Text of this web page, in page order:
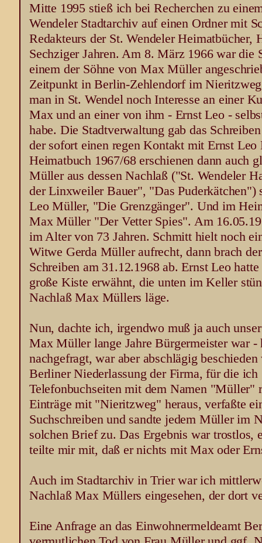
Mitte 1995 stieß ich bei Recherchen zu
Wendeler Stadtarchiv auf einen Ordner mit
Redakteurs der St. Wendeler Heimatbücher,
Sechziger Jahren. Am 8. März 1966 war die
einem der Söhne von Max Müller
Zeitpunkt in Berlin-Zehlendorf im
man in St. Wendel noch Interesse an einer
Max und an einer von ihm - Ernst Leo -
habe. Die Stadtverwaltung gab das
der sofort einen regen Kontakt mit Ernst
Heimatbuch 1967/68 erschienen dann auch
Müller aus dessen Nachlaß ("St. Wendeler
der Linxweiler Bauer", "Das
Leo Müller, "Die Grenzgänger". Und im
Max Müller "Der Vetter Spies". Am
im Alter von 73 Jahren. Schmitt hielt noch
Witwe Gerda Müller aufrecht, dann brach
Schreiben am 31.12.1968 ab. Ernst Leo
große Kiste erwähnt, die unten im Keller
Nachlaß Max Müllers läge.
Nun, dachte ich, irgendwo muß ja auch
Max Müller lange Jahre Bürgermeister war
nachgefragt, war aber abschlägig
Berliner Niederlassung der Firma, für die ich
Telefonbuchseiten mit dem Namen "Müller"
Einträge mit "Nieritzweg" heraus, verfaßte
Suchschreiben und sandte jedem Müller im
solchen Brief zu. Das Ergebnis war trostlos,
teilte mir mit, daß er nichts mit Max oder
Auch im Stadtarchiv in Trier war ich
Nachlaß Max Müllers eingesehen, der dort
Eine Anfrage an das Einwohnermeldeamt